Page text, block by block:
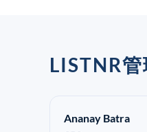
LISTNR
Ananay Batra